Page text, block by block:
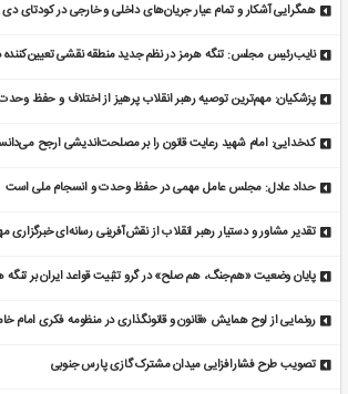
همگرایی آشکار و تمام عیار جریان‌های داخلی و خارجی در کودتای دی
نایب‌رئیس مجلس: تنگه هرمز در نظم جدید منطقه نقشی تعیین‌کننده
پزشکیان: مهم‌ترین توصیه رهبر انقلاب پرهیز از اختلاف و حفظ
کدخدایی: امام شهید رعایت قانون را بر مصلحت‌اندیشی ارجح
حداد عادل: مجلس عامل مهمی در حفظ وحدت و انسجام ملی است
تقدیر مشاور و دستیار رهبر انقلاب از نقش‌آفرینی رسانه‌ای خبرگزاری
پایان وضعیت «هم‌جنگ، هم صلح» در گرو تثبیت قواعد ایران بر تنگه
رونمایی از لوح همایش «قانون و قانونگذاری در منظومه فکری امام
تصویب طرح فشارافزایی میدان مشترک گازی پارس جنوبی